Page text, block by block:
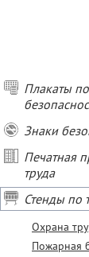
Плакаты
Знаки
Печатная
труда
Стенды по
Охрана
Пожарная